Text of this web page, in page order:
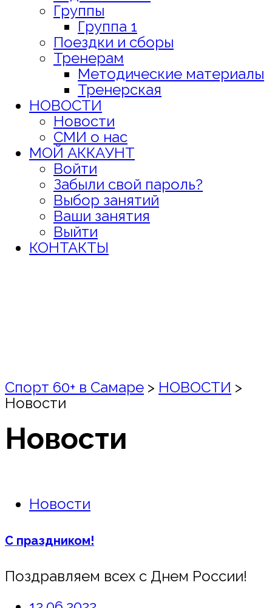
Группы
Группа 1
Поездки и сборы
Тренерам
Методические материалы
Тренерская
НОВОСТИ
Новости
СМИ о нас
МОЙ АККАУНТ
Войти
Забыли свой пароль?
Выбор занятий
Ваши занятия
Выйти
КОНТАКТЫ
Спорт 60+ в Самаре > НОВОСТИ >
Новости
Новости
Новости
С праздником!
Поздравляем всех с Днем России!